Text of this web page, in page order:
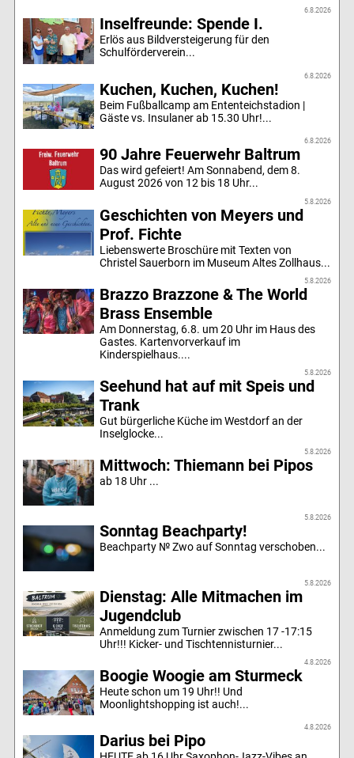
6.8.2026
Inselfreunde: Spende I.
Erlös aus Bildversteigerung für den
Schulförderverein...
6.8.2026
Kuchen, Kuchen, Kuchen!
Beim Fußballcamp am Ententeichstadion |
Gäste vs. Insulaner ab 15.30 Uhr!...
6.8.2026
90 Jahre Feuerwehr Baltrum
Das wird gefeiert! Am Sonnabend, dem 8.
August 2026 von 12 bis 18 Uhr...
5.8.2026
Geschichten von Meyers und
Prof. Fichte
Liebenswerte Broschüre mit Texten von
Christel Sauerborn im Museum Altes Zollhaus...
5.8.2026
Brazzo Brazzone & The World
Brass Ensemble
Am Donnerstag, 6.8. um 20 Uhr im Haus des
Gastes. Kartenvorverkauf im
Kinderspielhaus....
5.8.2026
Seehund hat auf mit Speis und
Trank
Gut bürgerliche Küche im Westdorf an der
Inselglocke...
5.8.2026
Mittwoch: Thiemann bei Pipos
ab 18 Uhr ...
5.8.2026
Sonntag Beachparty!
Beachparty № Zwo auf Sonntag verschoben...
5.8.2026
Dienstag: Alle Mitmachen im
Jugendclub
Anmeldung zum Turnier zwischen 17 -17:15
Uhr!!! Kicker- und Tischtennisturnier...
4.8.2026
Boogie Woogie am Sturmeck
Heute schon um 19 Uhr!! Und
Moonlightshopping ist auch!...
4.8.2026
Darius bei Pipo